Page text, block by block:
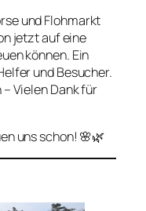
und Flohmarkt
jetzt auf eine
können. Ein
und Besucher.
Vielen Dank für
uns schon! 🌸🌿